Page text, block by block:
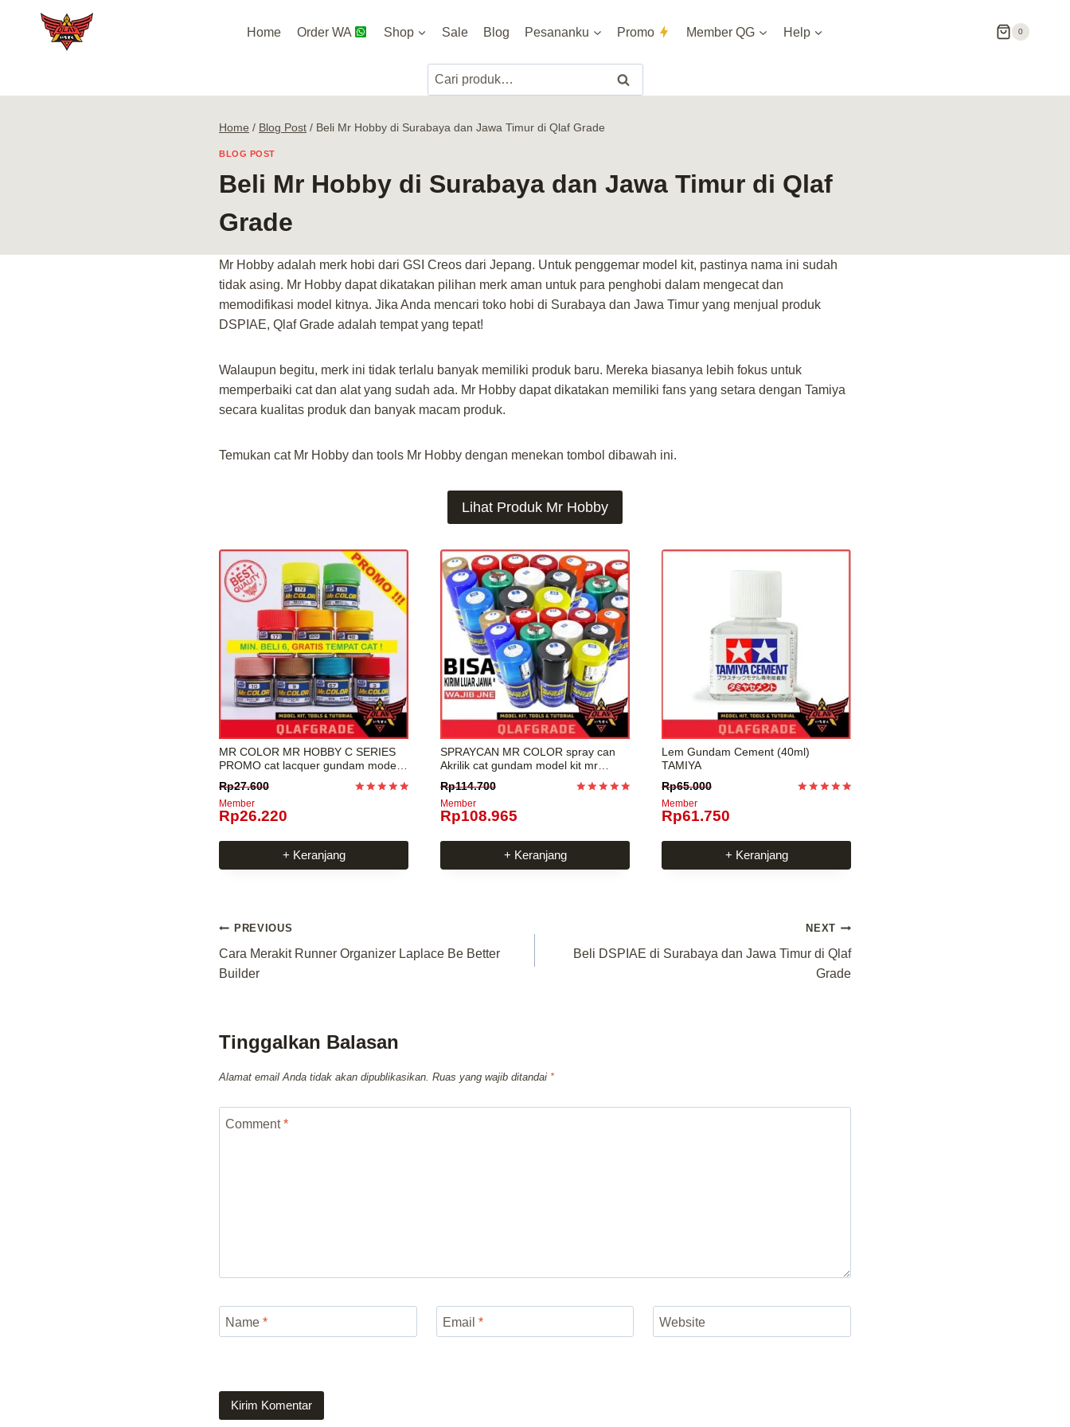
Home Order WA Shop Sale Blog Pesananku Promo Member QG Help 0
Pencarian
untuk:
Cari
Home / Blog Post / Beli Mr Hobby di Surabaya dan Jawa Timur di Qlaf Grade
BLOG POST
Beli Mr Hobby di Surabaya dan Jawa Timur di Qlaf
Grade
Mr Hobby adalah merk hobi dari GSI Creos dari Jepang. Untuk penggemar model kit, pastinya nama ini sudah
tidak asing. Mr Hobby dapat dikatakan pilihan merk aman untuk para penghobi dalam mengecat dan
memodifikasi model kitnya. Jika Anda mencari toko hobi di Surabaya dan Jawa Timur yang menjual produk
DSPIAE, Qlaf Grade adalah tempat yang tepat!
Walaupun begitu, merk ini tidak terlalu banyak memiliki produk baru. Mereka biasanya lebih fokus untuk
memperbaiki cat dan alat yang sudah ada. Mr Hobby dapat dikatakan memiliki fans yang setara dengan Tamiya
secara kualitas produk dan banyak macam produk.
Temukan cat Mr Hobby dan tools Mr Hobby dengan menekan tombol dibawah ini.
Lihat Produk Mr Hobby
MR COLOR MR HOBBY C SERIES
PROMO cat lacquer gundam model
Rp27.600
Member
Rp26.220
+ Keranjang
SPRAYCAN MR COLOR spray can
Akrilik cat gundam model kit mr
Rp114.700
Member
Rp108.965
+ Keranjang
Lem Gundam Cement (40ml)
TAMIYA
Rp65.000
Member
Rp61.750
+ Keranjang
Navigasi
pos
PREVIOUS
Cara Merakit Runner Organizer Laplace Be Better
Builder
NEXT
Beli DSPIAE di Surabaya dan Jawa Timur di Qlaf
Grade
Tinggalkan Balasan
Alamat email Anda tidak akan dipublikasikan. Ruas yang wajib ditandai *
Comment*
Name * Email * Website